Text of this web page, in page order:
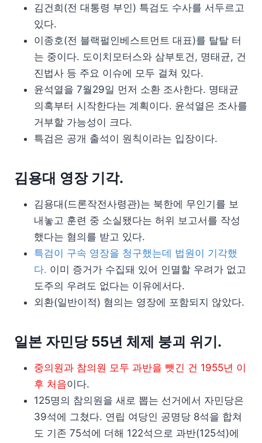
김건희(전 대통령 부인) 특검도 수사를 서두르고
있다.
이종호(전 블랙펄인베스트먼트 대표)를 탈탈 터
는 중이다. 도이치모터스와 삼부토건, 명태균, 건
진법사 등 주요 이슈에 모두 걸쳐 있다.
윤석열을 7월29일 먼저 소환 조사한다. 명태균
의혹부터 시작한다는 계획이다. 윤석열은 조사를
거부할 가능성이 크다.
특검은 공개 출석이 원칙이라는 입장이다.
김용대 영장 기각.
김용대(드론작전사령관)는 북한에 무인기를 보
내놓고 훈련 중 소실됐다는 허위 보고서를 작성
했다는 혐의를 받고 있다.
특검이 구속 영장을 청구했는데 법원이 기각했
다. 이미 증거가 수집돼 있어 인멸할 우려가 없고
도주의 우려도 없다는 이유에서다.
외환(일반이적) 혐의는 영장에 포함되지 않았다.
일본 자민당 55년 체제 붕괴 위기.
중의원과 참의원 모두 과반을 뺏긴 건 1955년 이
후 처음이다.
125명의 참의원을 새로 뽑는 선거에서 자민당은
39석에 그쳤다. 연립 여당인 공명당 8석을 합쳐
도 기존 75석에 더해 122석으로 과반(125석)에